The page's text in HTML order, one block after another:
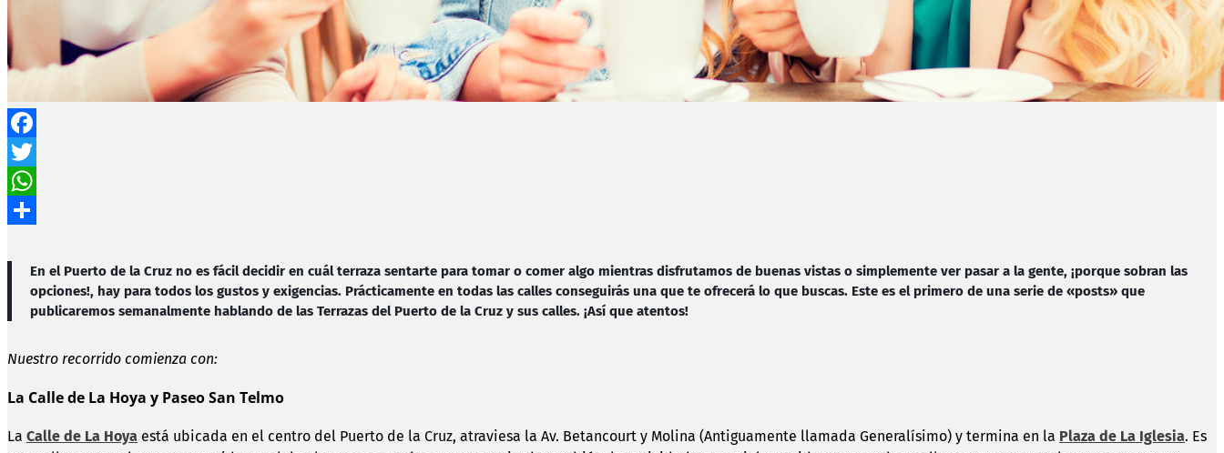
Facebook
Twitter
WhatsApp
En el Puerto de la Cruz no es fácil decidir en cuál terraza sentarte para tomar o comer algo mientras disfrutamos de buenas vistas o simplemente ver pasar a la gente, ¡porque sobran las
opciones!, hay para todos los gustos y exigencias. Prácticamente en todas las calles conseguirás una que te ofrecerá lo que buscas. Este es el primero de una serie de «posts» que
publicaremos semanalmente hablando de las Terrazas del Puerto de la Cruz y sus calles. ¡Así que atentos!
Nuestro recorrido comienza con:
La Calle de La Hoya y Paseo San Telmo
La Calle de La Hoya está ubicada en el centro del Puerto de la Cruz, atraviesa la Av. Betancourt y Molina (Antiguamente llamada Generalísimo) y termina en la Plaza de La Iglesia. Es